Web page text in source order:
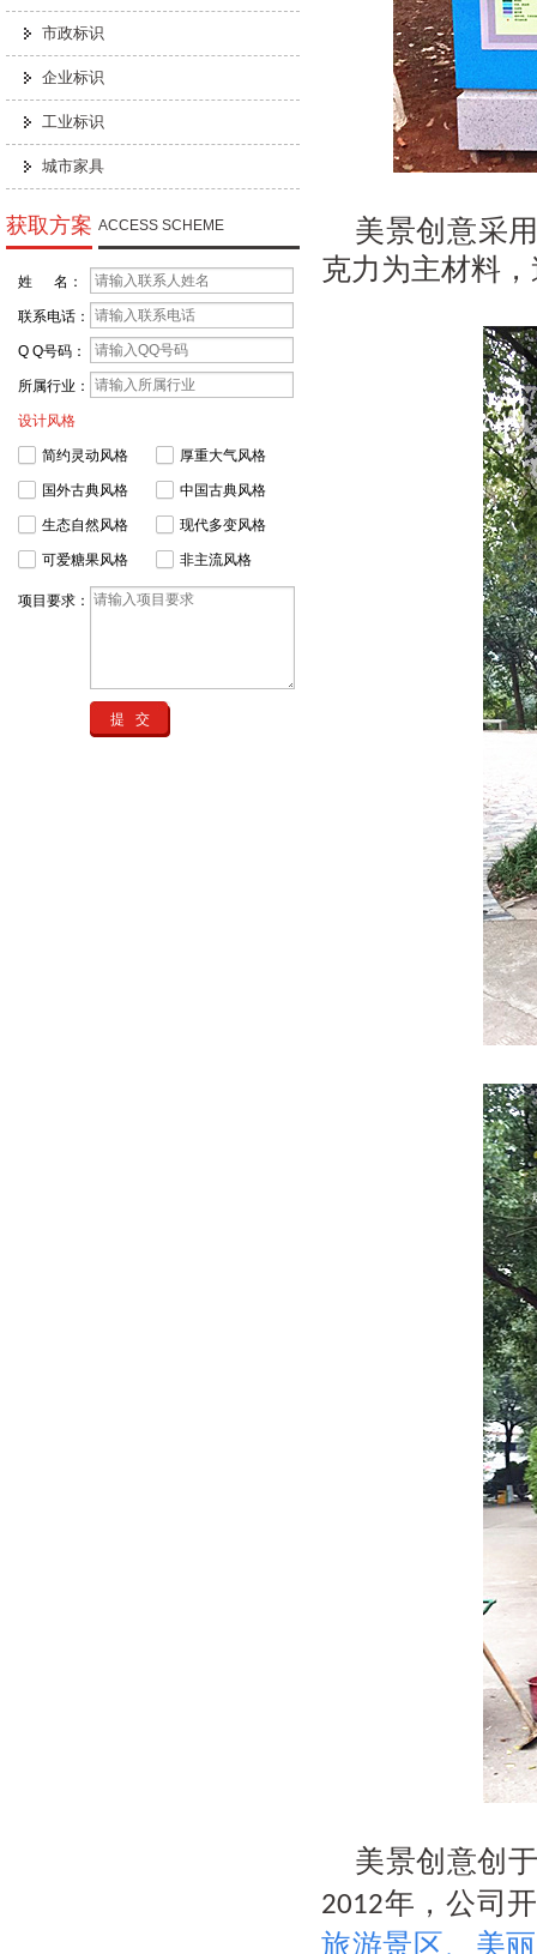
市政标识
企业标识
工业标识
城市家具
获取方案 ACCESS SCHEME
姓 名：
联系电话：
Q Q号码：
所属行业：
设计风格
简约灵动风格 厚重大气风格
国外古典风格 中国古典风格
生态自然风格 现代多变风格
可爱糖果风格 非主流风格
项目要求：
美景创意采
克力为主材料
美景创意创
2012年，公司
旅游景区、 美